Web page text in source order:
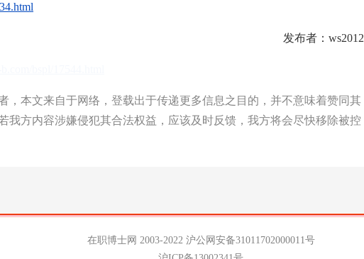
发布者：ws2012
本文来自于网络，登载出于传递更多信息之目的，并不意味着赞同其
我方内容涉嫌侵犯其合法权益，应该及时反馈，我方将会尽快移除被控
在职博士网 2003-2022 沪公网安备31011702000011号